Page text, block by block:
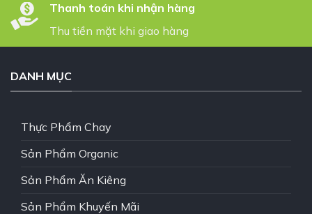
Thanh toán khi nhận hàng
Thu tiền mặt khi giao hàng
DANH MỤC
Thực Phẩm Chay
Sản Phẩm Organic
Sản Phẩm Ăn Kiêng
Sản Phẩm Khuyến Mãi